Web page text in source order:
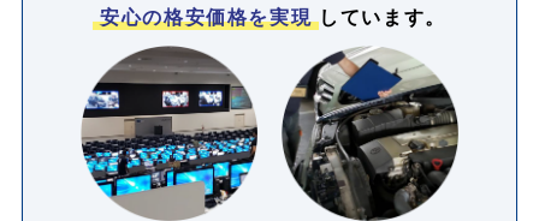
安心の格安価格を実現 しています。